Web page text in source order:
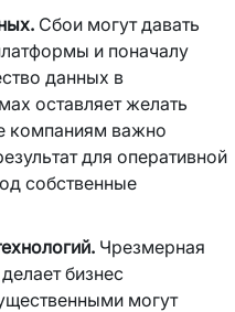
Сбои могут давать
и поначалу
данных в
оставляет желать
компаниям важно
для оперативной
собственные
Чрезмерная
бизнес
могут